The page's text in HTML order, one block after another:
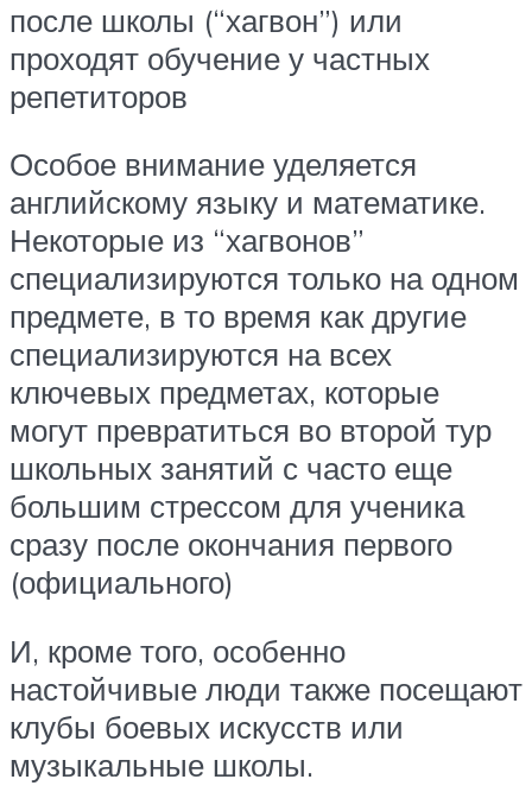
после школы (“хагвон”) или
проходят обучение у частных
репетиторов
Особое внимание уделяется
английскому языку и математике.
Некоторые из “хагвонов”
специализируются только на одном
предмете, в то время как другие
специализируются на всех
ключевых предметах, которые
могут превратиться во второй тур
школьных занятий с часто еще
большим стрессом для ученика
сразу после окончания первого
(официального)
И, кроме того, особенно
настойчивые люди также посещают
клубы боевых искусств или
музыкальные школы.